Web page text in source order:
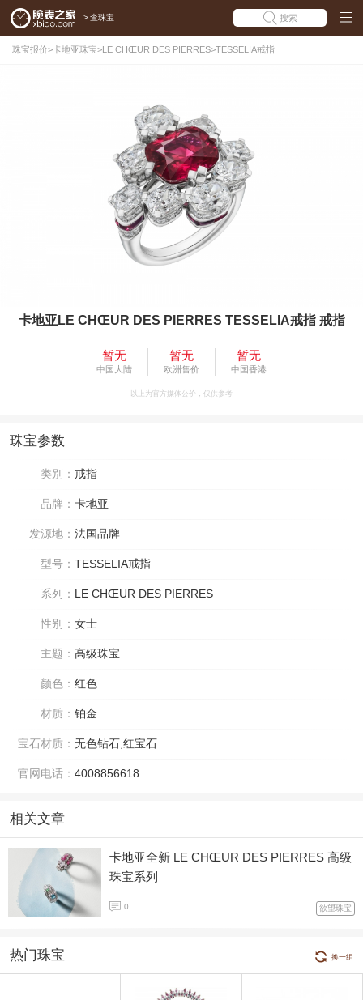
> 查珠宝 搜索
珠宝报价>卡地亚珠宝>LE CHŒUR DES PIERRES>TESSELIA戒指
卡地亚LE CHŒUR DES PIERRES TESSELIA戒指 戒指
暂无
中国大陆
暂无
欧洲售价
暂无
中国香港
以上为官方媒体公价，仅供参考
珠宝参数
类别： 戒指
品牌： 卡地亚
发源地： 法国品牌
型号： TESSELIA戒指
系列： LE CHŒUR DES PIERRES
性别： 女士
主题： 高级珠宝
颜色： 红色
材质： 铂金
宝石材质： 无色钻石,红宝石
官网电话： 4008856618
相关文章
卡地亚全新 LE CHŒUR DES PIERRES 高级
珠宝系列
0 欲望珠宝
热门珠宝 换一组